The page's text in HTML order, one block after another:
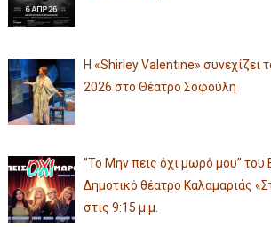
Η «Shirley Valentine» συνεχίζει
2026 στο Θέατρο Σοφούλη
”Το Μην πεις όχι μωρό μου” του
Δημοτικό θέατρο Καλαμαριάς
στις 9:15 μ.μ.